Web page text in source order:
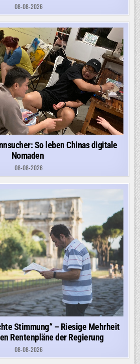
08-08-2026
So leben Chinas digitale
Nomaden
08-08-2026
Stimmung“ – Riesige Mehrheit
Rentenpläne der Regierung
08-08-2026